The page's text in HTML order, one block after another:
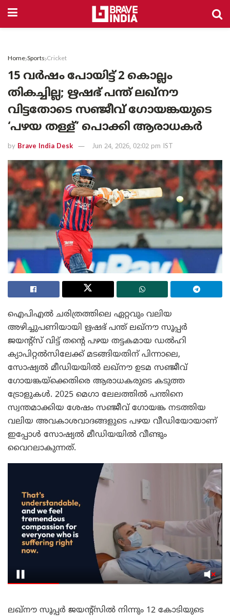
Home Sports Cricket
15 വർഷം പോയിട്ട് 2 കൊല്ലം
തികച്ചില്ല; ഋഷഭ് പന്ത് ലഖ്‌നൗ
വിട്ടതോടെ സഞ്ജീവ് ഗോയങ്കയുടെ
‘പഴയ തള്ള്’ പൊക്കി ആരാധകർ
by Brave India Desk Jun 24, 2026, 02:02 pm IST
ഐപിഎൽ ചരിത്രത്തിലെ ഏറ്റവും വലിയ
അഴിച്ചുപണിയായി ഋഷഭ് പന്ത് ലഖ്‌നൗ സൂപ്പർ
ജയന്റ്സ് വിട്ട് തന്റെ പഴയ തട്ടകമായ ഡൽഹി
ക്യാപിറ്റൽസിലേക്ക് മടങ്ങിയതിന് പിന്നാലെ,
സോഷ്യൽ മീഡിയയിൽ ലഖ്‌നൗ ഉടമ സഞ്ജീവ്
ഗോയങ്കയ്‌ക്കെതിരെ ആരാധകരുടെ കടുത്ത
ട്രോളുകൾ. 2025 മെഗാ ലേലത്തിൽ പന്തിനെ
സ്വന്തമാക്കിയ ശേഷം സഞ്ജീവ് ഗോയങ്ക നടത്തിയ
വലിയ അവകാശവാദങ്ങളുടെ പഴയ വീഡിയോയാണ്
ഇപ്പോൾ സോഷ്യൽ മീഡിയയിൽ വീണ്ടും
വൈറലാകുന്നത്.
ലഖ്‌നൗ സൂപ്പർ ജയന്റ്സിൽ നിന്നും 12 കോടിയുടെ